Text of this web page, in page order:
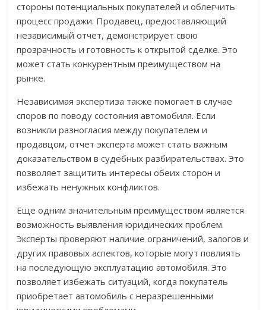
стороны потенциальных покупателей и облегчить
процесс продажи. Продавец, предоставляющий
независимый отчет, демонстрирует свою
прозрачность и готовность к открытой сделке. Это
может стать конкурентным преимуществом на
рынке.
Независимая экспертиза также помогает в случае
споров по поводу состояния автомобиля. Если
возникли разногласия между покупателем и
продавцом, отчет эксперта может стать важным
доказательством в судебных разбирательствах. Это
позволяет защитить интересы обеих сторон и
избежать ненужных конфликтов.
Еще одним значительным преимуществом является
возможность выявления юридических проблем.
Эксперты проверяют наличие ограничений, залогов и
других правовых аспектов, которые могут повлиять
на последующую эксплуатацию автомобиля. Это
позволяет избежать ситуаций, когда покупатель
приобретает автомобиль с неразрешенными